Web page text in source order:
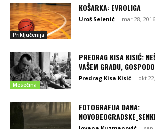
Priključenija
KOŠARKA: EVROLIGA
Uroš Selenić - mar 28, 2016
Mesečina
PREDRAG KISA KISIĆ:
VAŠEM GRADU, GOSPODO
Predrag Kisa Kisić - okt
FOTOGRAFIJA DANA: